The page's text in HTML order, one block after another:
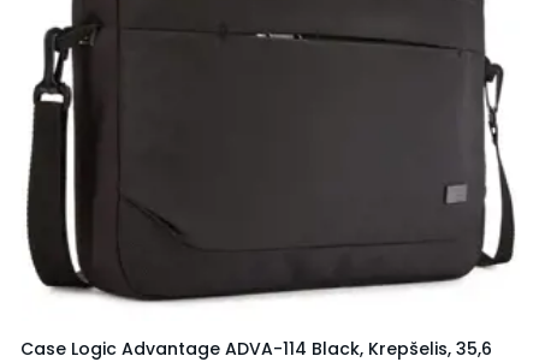
Case Logic Advantage ADVA-114 Black, Krepšelis, 35,6